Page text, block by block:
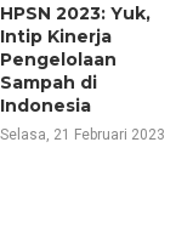
HPSN 2023: Yuk,
Intip Kinerja
Pengelolaan
Sampah di
Indonesia
Selasa, 21 Februari 2023